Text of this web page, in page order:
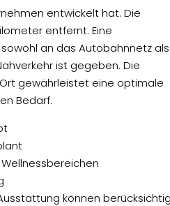
entwickelt hat. Die
entfernt. Eine
an das Autobahnnetz als
ist gegeben. Die
gewährleistet eine optimale
Bedarf.
können